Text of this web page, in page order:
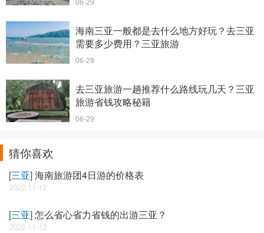
06-29
海南三亚一般都是去什么地方好玩？去三亚
需要多少费用？三亚旅游
06-29
去三亚旅游一趟推荐什么路线玩几天？三亚
旅游省钱攻略秘籍
06-29
猜你喜欢
[三亚]海南旅游团4日游的价格表
2022-11-12
[三亚]怎么省心省力省钱的出游三亚？
2022-11-12